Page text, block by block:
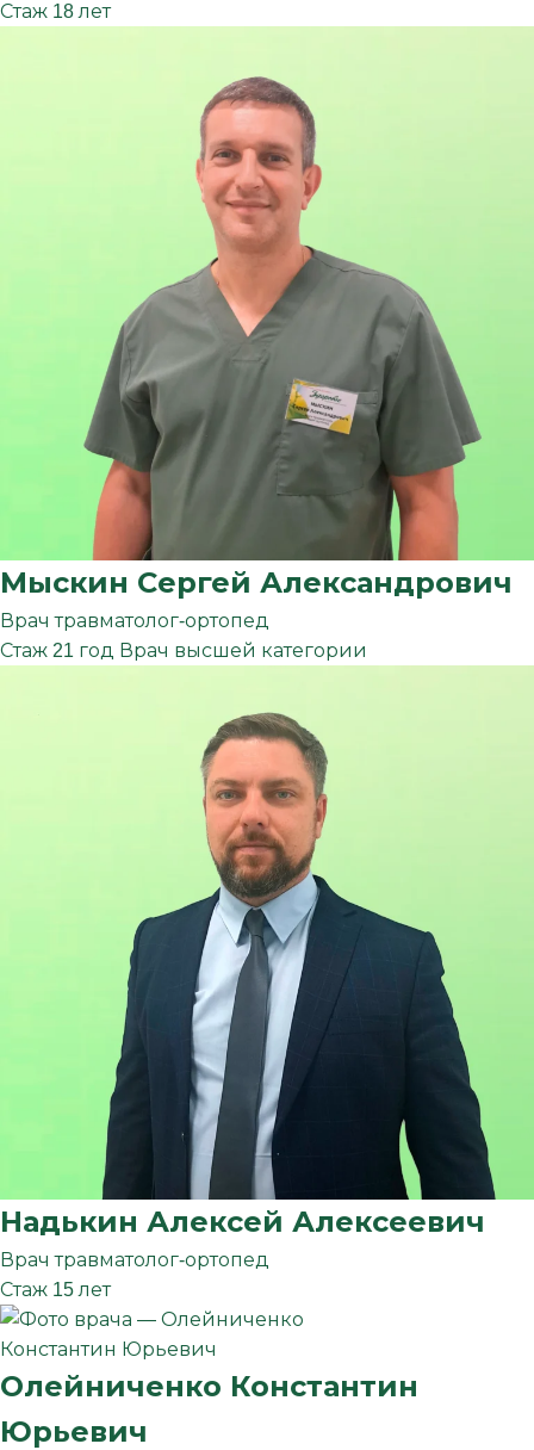
Стаж 18 лет
Мыскин Сергей Александрович
Врач травматолог-ортопед
Стаж 21 год Врач высшей категории
Надькин Алексей Алексеевич
Врач травматолог-ортопед
Стаж 15 лет
Олейниченко Константин
Юрьевич